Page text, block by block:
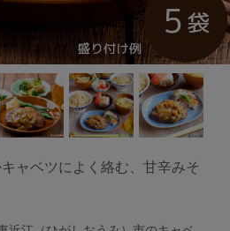
ャベツによく絡む、甘辛みそ